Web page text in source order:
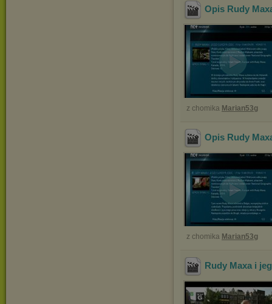
Opis Rudy
z chomika Marian53g
Opis Rudy
z chomika Marian53g
Rudy Maxa i